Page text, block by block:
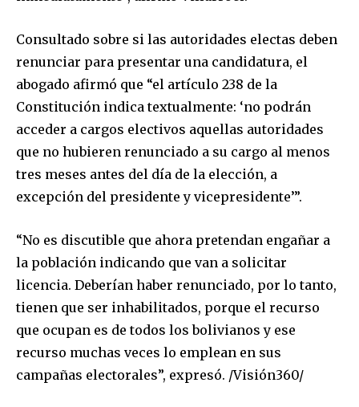
Join our community of
conversation.
To subscribe, simply enter your email address on our website
or click the subscribe button below. Don't worry, we respect
your privacy and won't spam your inbox. Your information is
safe with us.
Consultado sobre si las autoridades electas deben
renunciar para presentar una candidatura, el
abogado afirmó que “el artículo 238 de la
Constitución indica textualmente: ‘no podrán
acceder a cargos electivos aquellas autoridades
que no hubieren renunciado a su cargo al menos
tres meses antes del día de la elección, a
excepción del presidente y vicepresidente’”.
“No es discutible que ahora pretendan engañar a
la población indicando que van a solicitar
licencia. Deberían haber renunciado, por lo tanto,
tienen que ser inhabilitados, porque el recurso
que ocupan es de todos los bolivianos y ese
recurso muchas veces lo emplean en sus
campañas electorales”, expresó. /Visión360/